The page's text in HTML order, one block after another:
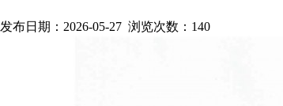
发布日期：2026-05-27 浏览次数： 140